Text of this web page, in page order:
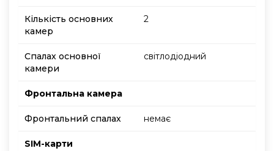
Кількість основних
камер
2
Спалах основної
камери
світлодіодний
Фронтальна камера
Фронтальний спалах немає
SIM-карти